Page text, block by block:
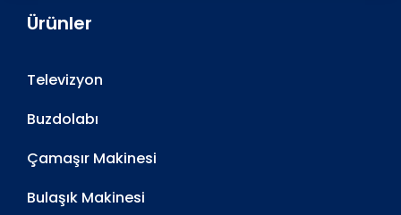
Ürünler
Televizyon
Buzdolabı
Çamaşır Makinesi
Bulaşık Makinesi